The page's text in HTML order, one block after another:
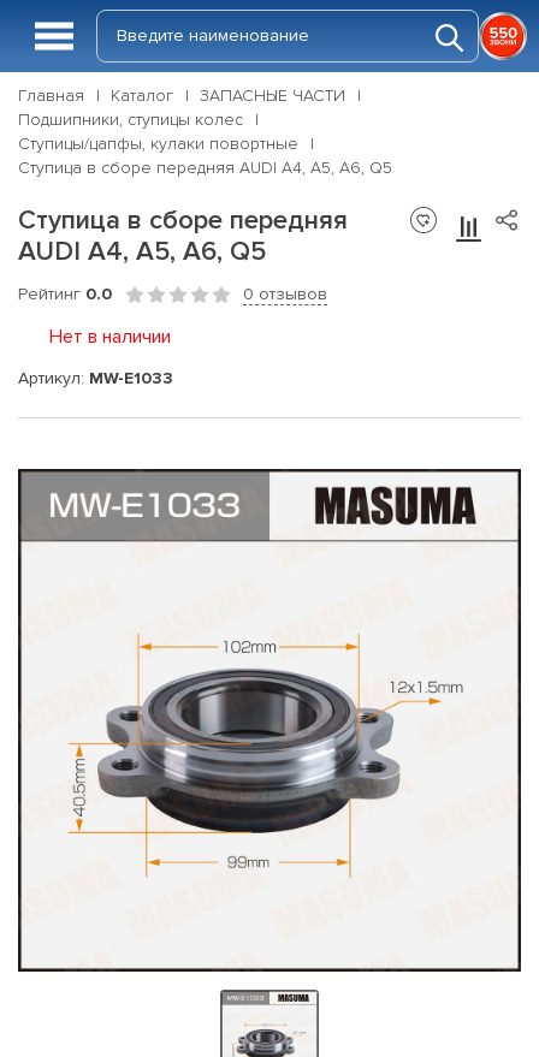
Главная Каталог
ЗАПАСНЫЕ ЧАСТИ
Подшипники, ступицы колес
Ступицы/цапфы, кулаки повортные
Ступица в сборе передняя AUDI A4, A5, A6, Q5
Ступица в сборе передняя
AUDI A4, A5, A6, Q5
Рейтинг 0.0 0 отзывов
Нет в наличии
Артикул: MW-E1033